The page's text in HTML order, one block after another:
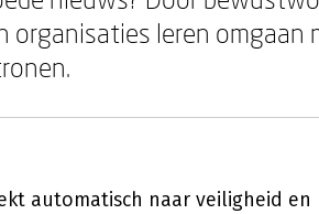
organisaties leren omgaan
automatisch naar veiligheid en